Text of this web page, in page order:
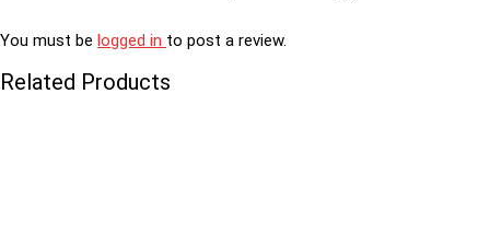
You must be logged in to post a review.
Related Products